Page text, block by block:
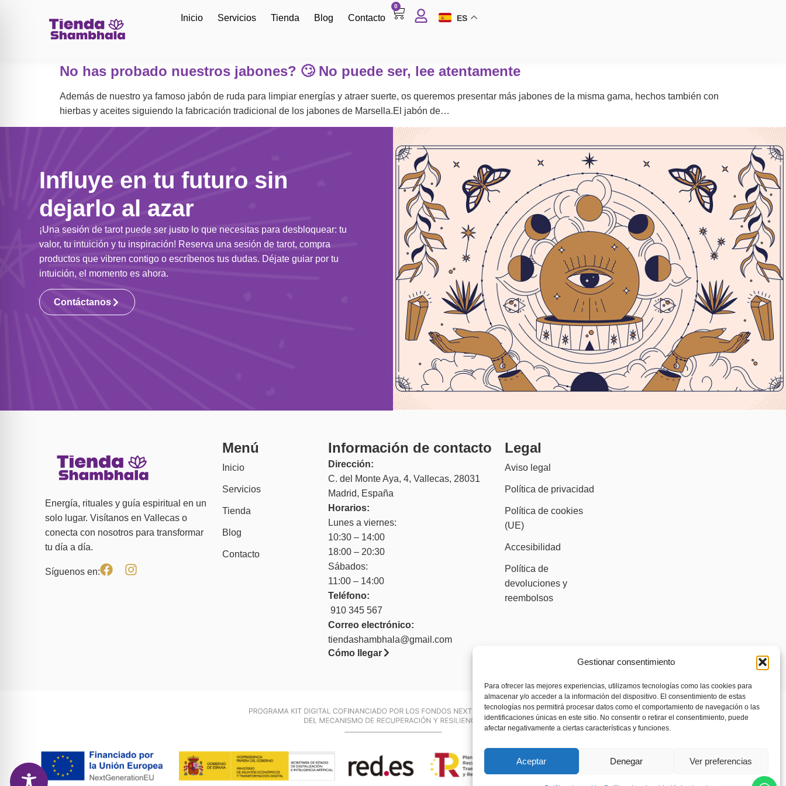
Gestionar consentimiento
Para ofrecer las mejores experiencias, utilizamos tecnologías como las cookies para
almacenar y/o acceder a la información del dispositivo. El consentimiento de estas
tecnologías nos permitirá procesar datos como el comportamiento de navegación o las
identificaciones únicas en este sitio. No consentir o retirar el consentimiento, puede
afectar negativamente a ciertas características y funciones.
Aceptar Denegar Ver preferencias
Inicio Servicios Tienda Blog Contacto
0
ES
No has probado nuestros jabones? 🙄 No puede ser, lee atentamente
Además de nuestro ya famoso jabón de ruda para limpiar energías y atraer suerte, os queremos presentar más jabones de la misma gama, hechos también con
hierbas y aceites siguiendo la fabricación tradicional de los jabones de Marsella.El jabón de…
Influye en tu futuro sin
dejarlo al azar
¡Una sesión de tarot puede ser justo lo que necesitas para desbloquear: tu
valor, tu intuición y tu inspiración! Reserva una sesión de tarot, compra
productos que vibren contigo o escríbenos tus dudas. Déjate guiar por tu
intuición, el momento es ahora.
Contáctanos
Energía, rituales y guía espiritual en un
solo lugar. Visítanos en Vallecas o
conecta con nosotros para transformar
tu día a día.
Síguenos en:
Menú
Inicio
Servicios
Tienda
Blog
Contacto
Información de contacto
Dirección:
C. del Monte Aya, 4, Vallecas, 28031
Madrid, España
Horarios:
Lunes a viernes:
10:30 – 14:00
18:00 – 20:30
Sábados:
11:00 – 14:00
Teléfono:
910 345 567
Correo electrónico:
tiendashambhala@gmail.com
Cómo llegar
Legal
Aviso legal
Política de privacidad
Política de cookies
(UE)
Accesibilidad
Política de
devoluciones y
reembolsos